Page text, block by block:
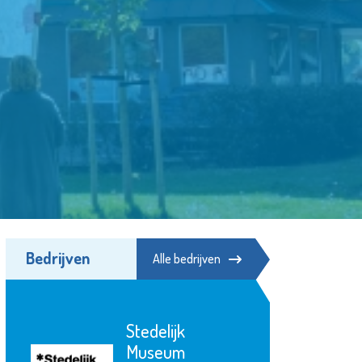
Bedrijven Alle bedrijven
Naut